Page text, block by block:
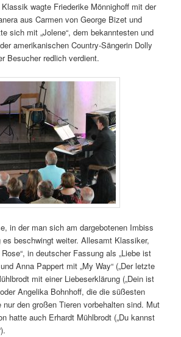
wagte Friederike Mönnighoff mit der
aus Carmen von George Bizet und
sich mit „Jolene“, dem bekanntesten und
amerikanischen Country-Sängerin Dolly
Besucher redlich verdient.
in der man sich am dargebotenen Imbiss
beschwingt weiter. Allesamt Klassiker,
in deutscher Fassung als „Liebe ist
Anna Pappert mit „My Way“ („Der letzte
mit einer Liebeserklärung („Dein ist
Angelika Bohnhoff, die die süßesten
nur den großen Tieren vorbehalten sind. Mut
hatte auch Erhardt Mühlbrodt („Du kannst